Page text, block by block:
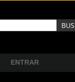
ENTRAR